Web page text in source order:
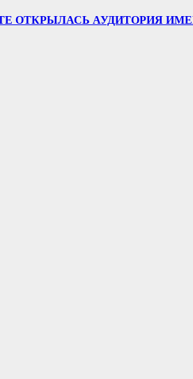
ОТКРЫЛАСЬ АУДИТОРИЯ